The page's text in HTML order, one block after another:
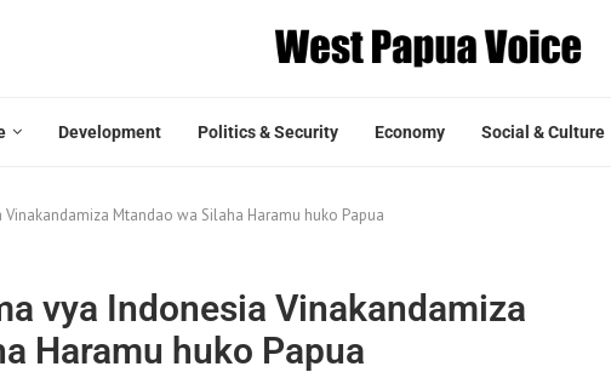
Development Politics & Security Economy Social & Culture
Mtandao wa Silaha Haramu huko Papua
vya Indonesia Vinakandamiza
Haramu huko Papua